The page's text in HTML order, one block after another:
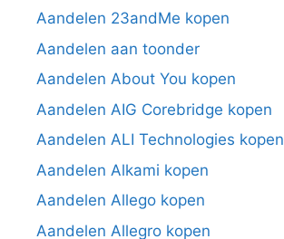
Aandelen 23andMe kopen
Aandelen aan toonder
Aandelen About You kopen
Aandelen AIG Corebridge kopen
Aandelen ALI Technologies kopen
Aandelen Alkami kopen
Aandelen Allego kopen
Aandelen Allegro kopen